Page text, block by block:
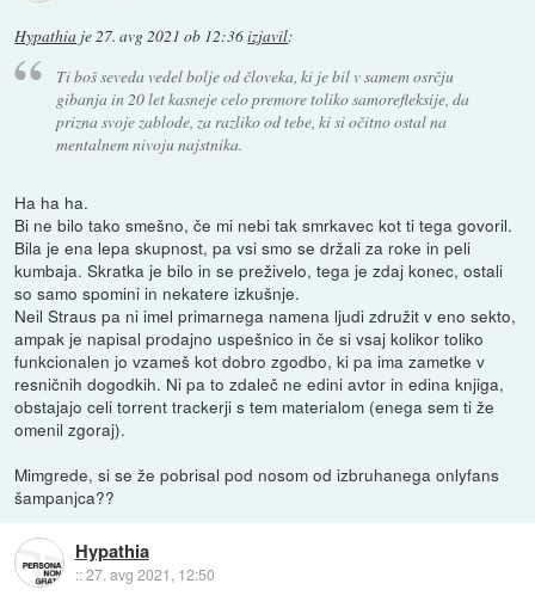
Hypathia je27. avg 2021 ob 12:36izjavil:
Ti boš seveda vedel bolje od človeka, ki je bil v samem osrčju
gibanja in 20 let kasneje celo premore toliko samorefleksije, da
prizna svoje zablode, za razliko od tebe, ki si očitno ostal na
mentalnem nivoju najstnika.
Ha ha ha.
Bi ne bilo tako smešno, če mi nebi tak smrkavec kot ti tega govoril.
Bila je ena lepa skupnost, pa vsi smo se držali za roke in peli
kumbaja. Skratka je bilo in se preživelo, tega je zdaj konec, ostali
so samo spomini in nekatere izkušnje.
Neil Straus pa ni imel primarnega namena ljudi združit v eno sekto,
ampak je napisal prodajno uspešnico in če si vsaj kolikor toliko
funkcionalen jo vzameš kot dobro zgodbo, ki pa ima zametke v
resničnih dogodkih. Ni pa to zdaleč ne edini avtor in edina knjiga,
obstajajo celi torrent trackerji s tem materialom (enega sem ti že
omenil zgoraj).
Mimgrede, si se že pobrisal pod nosom od izbruhanega onlyfans
šampanjca??
Hypathia
::27. avg 2021, 12:50